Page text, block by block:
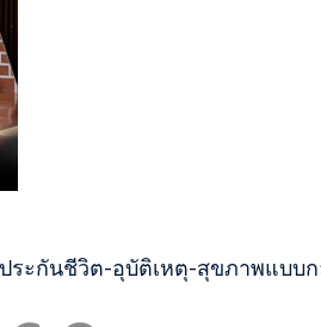
ระกันชีวิต-อุบัติเหตุ-สุขภาพแบบ